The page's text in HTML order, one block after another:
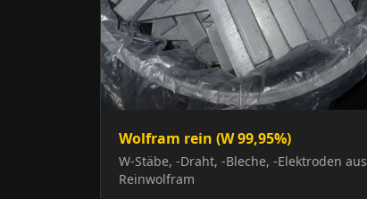
Wolfram rein (W 99,95%)
W-Stäbe, -Draht, -Bleche, -Elektroden aus
Reinwolfram